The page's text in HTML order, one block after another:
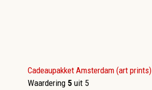
Cadeaupakket Amsterdam (art prints)
Waardering 5 uit 5